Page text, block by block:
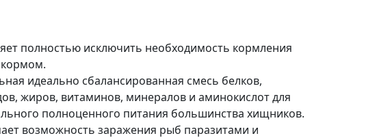
полностью исключить необходимость кормления
идеально сбалансированная смесь белков,
жиров, витаминов, минералов и аминокислот для
полноценного питания большинства хищников.
возможность заражения рыб паразитами и